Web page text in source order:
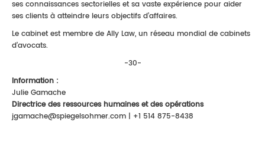
ses connaissances sectorielles et sa vaste expérience pour aider
ses clients à atteindre leurs objectifs d’affaires.
Le cabinet est membre de Ally Law, un réseau mondial de cabinets
d’avocats.
-30-
Information :
Julie Gamache
Directrice des ressources humaines et des opérations
jgamache@spiegelsohmer.com | +1 514 875-8438